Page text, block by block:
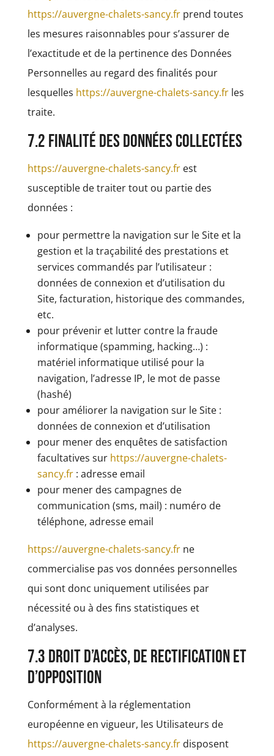
https://auvergne-chalets-sancy.frprend toutes
les mesures raisonnables pour s’assurer de
l’exactitude et de la pertinence des Données
Personnelles au regard des finalités pour
lesquelles https://auvergne-chalets-sancy.frles
traite.
7.2 Finalité des données collectées
https://auvergne-chalets-sancy.frest
susceptible de traiter tout ou partie des
données :
pour permettre la navigation sur le Site et la
gestion et la traçabilité des prestations et
services commandés par l’utilisateur :
données de connexion et d’utilisation du
Site, facturation, historique des commandes,
etc.
pour prévenir et lutter contre la fraude
informatique (spamming, hacking…) :
matériel informatique utilisé pour la
navigation, l’adresse IP, le mot de passe
(hashé)
pour améliorer la navigation sur le Site :
données de connexion et d’utilisation
pour mener des enquêtes de satisfaction
facultatives sur https://auvergne-chalets-
sancy.fr: adresse email
pour mener des campagnes de
communication (sms, mail) : numéro de
téléphone, adresse email
https://auvergne-chalets-sancy.frne
commercialise pas vos données personnelles
qui sont donc uniquement utilisées par
nécessité ou à des fins statistiques et
d’analyses.
7.3 Droit d’accès, de rectification et
d’opposition
Conformément à la réglementation
européenne en vigueur, les Utilisateurs de
https://auvergne-chalets-sancy.frdisposent